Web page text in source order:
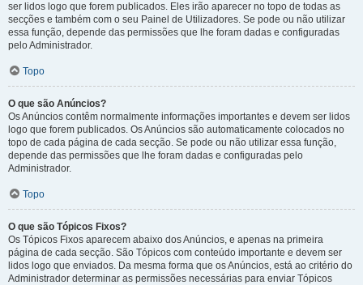
ser lidos logo que forem publicados. Eles irão aparecer no topo de todas as
secções e também com o seu Painel de Utilizadores. Se pode ou não utilizar
essa função, depende das permissões que lhe foram dadas e configuradas
pelo Administrador.
Topo
O que são Anúncios?
Os Anúncios contêm normalmente informações importantes e devem ser lidos
logo que forem publicados. Os Anúncios são automaticamente colocados no
topo de cada página de cada secção. Se pode ou não utilizar essa função,
depende das permissões que lhe foram dadas e configuradas pelo
Administrador.
Topo
O que são Tópicos Fixos?
Os Tópicos Fixos aparecem abaixo dos Anúncios, e apenas na primeira
página de cada secção. São Tópicos com conteúdo importante e devem ser
lidos logo que enviados. Da mesma forma que os Anúncios, está ao critério do
Administrador determinar as permissões necessárias para enviar Tópicos